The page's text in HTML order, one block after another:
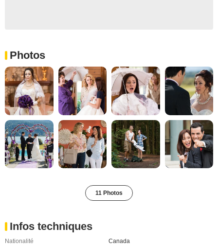
Photos
11 Photos
Infos techniques
Nationalité
Canada